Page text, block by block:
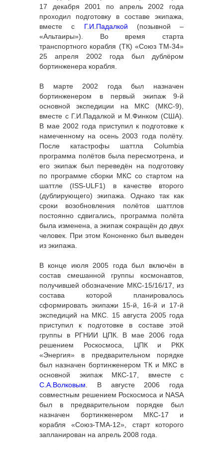
17 декабря 2001 по апрель 2002 года
проходил подготовку в составе экипажа,
вместе с Г.И.Падалкой (позывной –
«Альтаиры»). Во время старта
транспортного корабля (ТК) «Союз ТМ-34»
25 апреля 2002 года был дублёром
бортинженера корабля.
В марте 2002 года был назначен
бортинженером в первый экипаж 9-й
основной экспедиции на МКС (МКС-9),
вместе с Г.И.Падалкой и М.Финком (США).
В мае 2002 года приступил к подготовке к
намеченному на осень 2003 года полёту.
После катастрофы шаттла Columbia
программа полётов была пересмотрена, и
его экипаж был переведён на подготовку
по программе сборки МКС со стартом на
шаттле (ISS-ULF1) в качестве второго
(дублирующего) экипажа. Однако так как
сроки возобновления полётов шаттлов
постоянно сдвигались, программа полёта
была изменена, а экипаж сокращён до двух
человек. При этом Кононенко был выведен
из экипажа.
В конце июля 2005 года был включён в
состав смешанной группы космонавтов,
получившей обозначение МКС-15/16/17, из
состава которой планировалось
сформировать экипажи 15-й, 16-й и 17-й
экспедиций на МКС. 15 августа 2005 года
приступил к подготовке в составе этой
группы в РГНИИ ЦПК. В мае 2006 года
решением Роскосмоса, ЦПК и РКК
«Энергия» в предварительном порядке
был назначен бортинженером ТК и МКС в
основной экипаж МКС-17, вместе с
С.А.Волковым. В августе 2006 года
совместным решением Роскосмоса и NASA
был в предварительном порядке был
назначен бортинженером МКС-17 и
корабля «Союз-ТМА-12», старт которого
запланирован на апрель 2008 года.